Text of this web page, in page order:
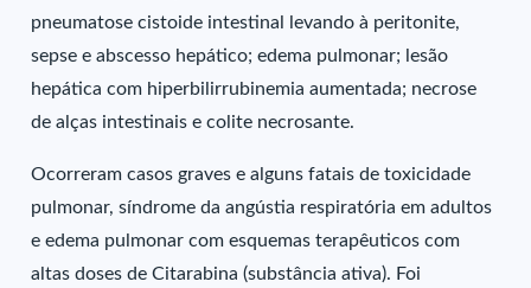
pneumatose cistoide intestinal levando à peritonite,
sepse e abscesso hepático; edema pulmonar; lesão
hepática com hiperbilirrubinemia aumentada; necrose
de alças intestinais e colite necrosante.
Ocorreram casos graves e alguns fatais de toxicidade
pulmonar, síndrome da angústia respiratória em adultos
e edema pulmonar com esquemas terapêuticos com
altas doses de Citarabina (substância ativa). Foi